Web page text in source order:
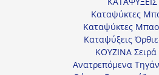
Καταψύκτες
Καταψύκτες
Καταψύξεις
ΚΟΥΖΙΝΑ Σειρά
Ανατρεπόμενα